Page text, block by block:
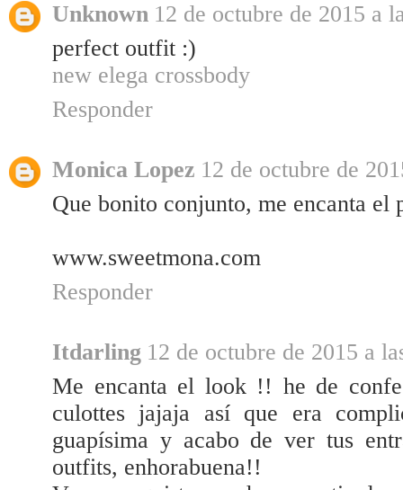
Unknown 12 de octubre de 2015 a
perfect outfit :)
new elega crossbody
Responder
Monica Lopez 12 de octubre de
Que bonito conjunto, me encanta el
www.sweetmona.com
Responder
Itdarling 12 de octubre de 2015 a
Me encanta el look !! he de
culottes jajaja así que era
guapísima y acabo de ver tus
outfits, enhorabuena!!